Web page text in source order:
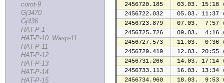
corot-9
Gj3470
Gj436
HAT-P-1
HAT-P-10_Wasp-11
HAT-P-11
HAT-P-12
HAT-P-13
HAT-P-14
HAT-P-15
2456720.185
03.03. 15:18
2456722.032
05.03. 11:37
2456723.879
07.03.  7:57
2456725.726
09.03.  4:16
2456727.573
11.03.  0:36
2456729.419
12.03. 20:55
2456731.266
14.03. 17:14
2456733.113
16.03. 13:34
2456734.960
18.03.  9:53